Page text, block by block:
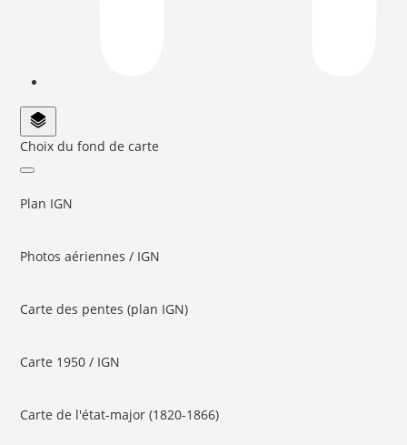
Choix du fond de carte
Plan IGN
Photos aériennes / IGN
Carte des pentes (plan IGN)
Carte 1950 / IGN
Carte de l'état-major (1820-1866)